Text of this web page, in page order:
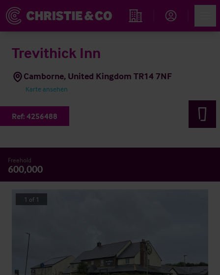
Immobiliensuche
Trevithick Inn
Camborne, United Kingdom TR14 7NF
Karte ansehen
Ref: 4256488
Freehold
600,000
1 of 1